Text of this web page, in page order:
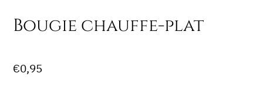
Bougie chauffe-plat
€0,95